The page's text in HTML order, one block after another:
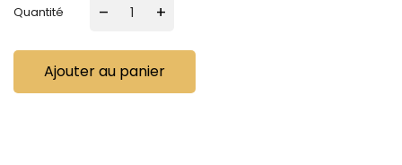
Quantité – +
Ajouter au panier